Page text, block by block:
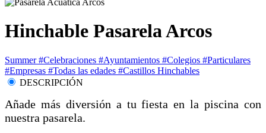
Hinchable Pasarela Arcos
Summer#Celebraciones #Ayuntamientos #Colegios #Particulares
#Empresas #Todas las edades #Castillos Hinchables
DESCRIPCIÓN
Añade más diversión a tu fiesta en la piscina con
nuestra pasarela.